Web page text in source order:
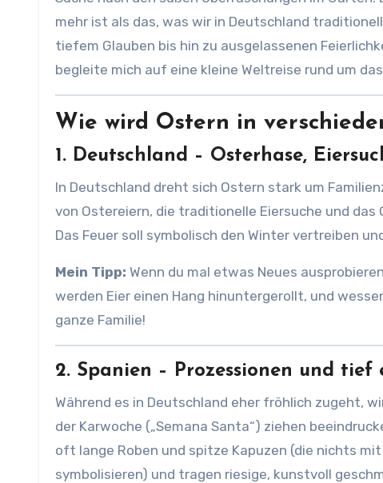
mehr ist als das, was wir in Deutschland
tiefem Glauben bis hin zu ausgelassenen
begleite mich auf eine kleine Weltreise rund um
Wie wird Ostern in
1. Deutschland – Osterhase,
In Deutschland dreht sich Ostern stark um
von Ostereiern, die traditionelle Eiersuche und
Das Feuer soll symbolisch den Winter vertreiben
Mein Tipp: Wenn du mal etwas Neues
werden Eier einen Hang hinuntergerollt, und
ganze Familie!
2. Spanien – Prozessionen und
Während es in Deutschland eher fröhlich zugeht,
der Karwoche („Semana Santa“) ziehen
oft lange Roben und spitze Kapuzen (die nichts
symbolisieren) und tragen riesige, kunstvoll